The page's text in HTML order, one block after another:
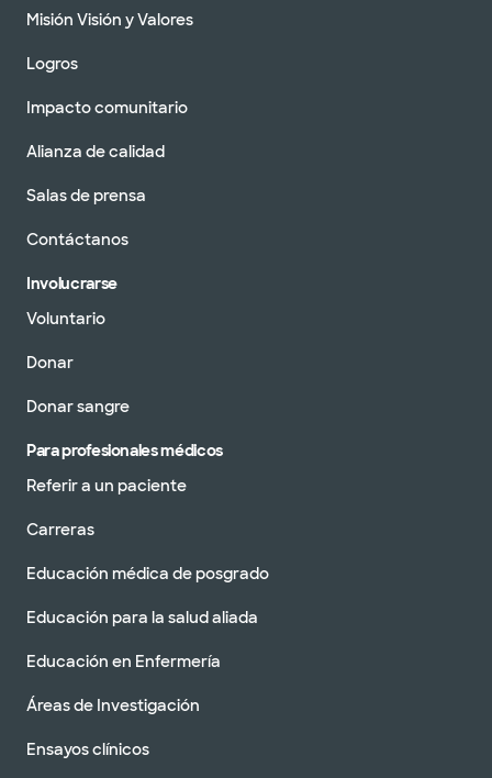
Misión Visión y Valores
Logros
Impacto comunitario
Alianza de calidad
Salas de prensa
Contáctanos
Involucrarse
Voluntario
Donar
Donar sangre
Para profesionales médicos
Referir a un paciente
Carreras
Educación médica de posgrado
Educación para la salud aliada
Educación en Enfermería
Áreas de Investigación
Ensayos clínicos